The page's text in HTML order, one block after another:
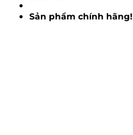
Sản phẩm chính hãng!